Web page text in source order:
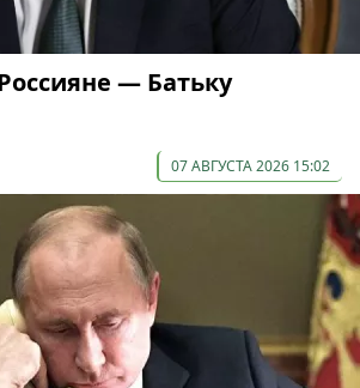
— Батьку
07 АВГУСТА 2026 15:02